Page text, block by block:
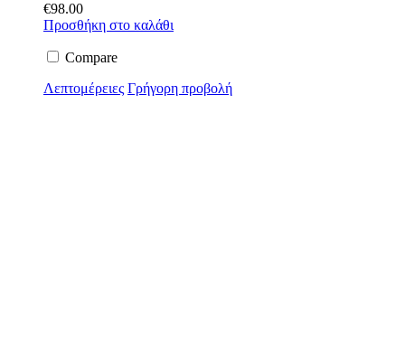
€98.00
Προσθήκη στο καλάθι
Compare
Λεπτομέρειες Γρήγορη προβολή